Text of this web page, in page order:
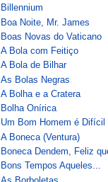
Billennium
Boa Noite, Mr. James
Boas Novas do Vaticano
A Bola com Feitiço
A Bola de Bilhar
As Bolas Negras
A Bolha e a Cratera
Bolha Onírica
Um Bom Homem é Difícil
A Boneca (Ventura)
Boneca Dendem, Feliz
Bons Tempos Aqueles...